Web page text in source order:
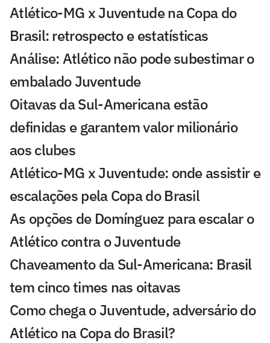
Atlético-MG x Juventude na Copa do
Brasil: retrospecto e estatísticas
Análise: Atlético não pode subestimar o
embalado Juventude
Oitavas da Sul-Americana estão
definidas e garantem valor milionário
aos clubes
Atlético-MG x Juventude: onde assistir e
escalações pela Copa do Brasil
As opções de Domínguez para escalar o
Atlético contra o Juventude
Chaveamento da Sul-Americana: Brasil
tem cinco times nas oitavas
Como chega o Juventude, adversário do
Atlético na Copa do Brasil?